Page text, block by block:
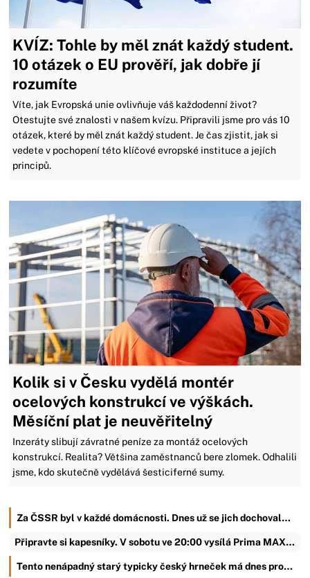
KVÍZ: Tohle by měl znát každý student.
10 otázek o EU prověří, jak dobře jí
rozumíte
Víte, jak Evropská unie ovlivňuje váš každodenní život?
Otestujte své znalosti v našem kvízu. Připravili jsme pro vás 10
otázek, které by měl znát každý student. Je čas zjistit, jak si
vedete v pochopení této klíčové evropské instituce a jejích
principů.
Kolik si v Česku vydělá montér
ocelových konstrukcí ve výškách.
Měsíční plat je neuvěřitelný
Inzeráty slibují závratné peníze za montáž ocelových
konstrukcí. Realita? Většina zaměstnanců bere zlomek. Odhalili
jsme, kdo skutečně vydělává šesticiferné sumy.
Za ČSSR byl v každé domácnosti. Dnes už se jich dochoval…
Připravte si kapesníky. V sobotu ve 20:00 vysílá Prima MAX…
Tento nenápadný starý typicky český hrneček má dnes pro…